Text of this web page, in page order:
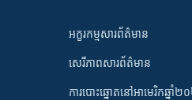
អក្ខរកម្មសារព័ត៌មាន
សេរីភាពសារព័ត៌មាន
ការបោះឆ្នោតនៅអាមេរិកឆ្នាំ២